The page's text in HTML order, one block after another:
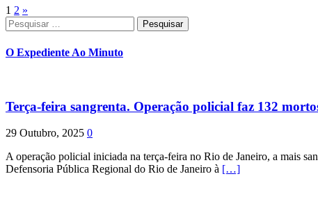
Paginação
dos
conteúdos
1 2 »
Pesquisar
por:
O Expediente Ao Minuto
Terça-feira sangrenta. Operação policial faz 132
29 Outubro, 2025 0
A operação policial iniciada na terça-feira no Rio de Janeiro, a mais
Defensoria Pública Regional do Rio de Janeiro à […]